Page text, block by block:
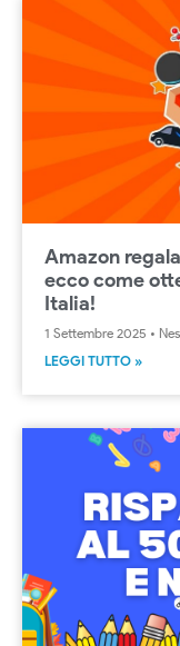
Amazon
ecco come
Italia!
1 Settembre 2025
LEGGI TUTTO »